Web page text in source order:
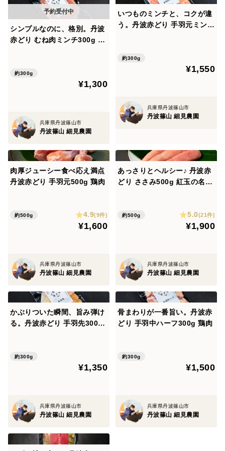
シンプルなのに、格別。丹波
赤どり むね肉ミンチ300g 鶏
約300g
¥1,300
兵庫県丹波篠山市
丹波篠山 細見農園
いつものミンチと、コクが違
う。丹波赤どり 手羽元ミンチ
約300g
¥1,550
兵庫県丹波篠山市
丹波篠山 細見農園
肉厚ジューシー食べ応え満点
丹波赤どり 手羽元500g 鶏肉
約500g 4.9(9件)
¥1,600
兵庫県丹波篠山市
丹波篠山 細見農園
あっさりとヘルシー♪ 丹波赤
どり ささみ500g 紅玉の名鶏
約500g 5.0(21件)
¥1,900
兵庫県丹波篠山市
丹波篠山 細見農園
かぶりついた瞬間、旨み弾け
る。丹波赤どり 手羽先300g
約300g
¥1,350
兵庫県丹波篠山市
丹波篠山 細見農園
骨まわりが一番旨い。丹波赤
どり 手羽中ハーフ300g 鶏肉
約300g
¥1,500
兵庫県丹波篠山市
丹波篠山 細見農園